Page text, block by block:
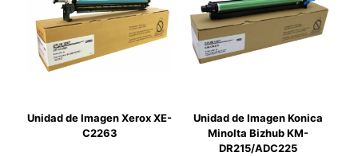
Unidad de Imagen Xerox XE-
C2263
Unidad de Imagen Konica
Minolta Bizhub KM-
DR215/ADC225